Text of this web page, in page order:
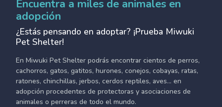
Encuentra a miles de animales en
adopción
¿Estás pensando en adoptar? ¡Prueba Miwuki
Pet Shelter!
En Miwuki Pet Shelter podrás encontrar cientos de perros,
cachorros, gatos, gatitos, hurones, conejos, cobayas, ratas,
ratones, chinchillas, jerbos, cerdos reptiles, aves... en
adopción procedentes de protectoras y asociaciones de
animales o perreras de todo el mundo.